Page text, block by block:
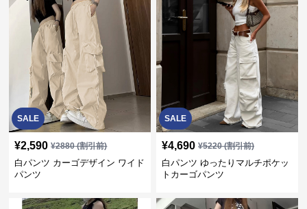
SALE
¥2,590 ¥2880(割引前)
白パンツ カーゴデザイン ワイド
パンツ
SALE
¥4,690 ¥5220(割引前)
白パンツ ゆったりマルチポケッ
トカーゴパンツ